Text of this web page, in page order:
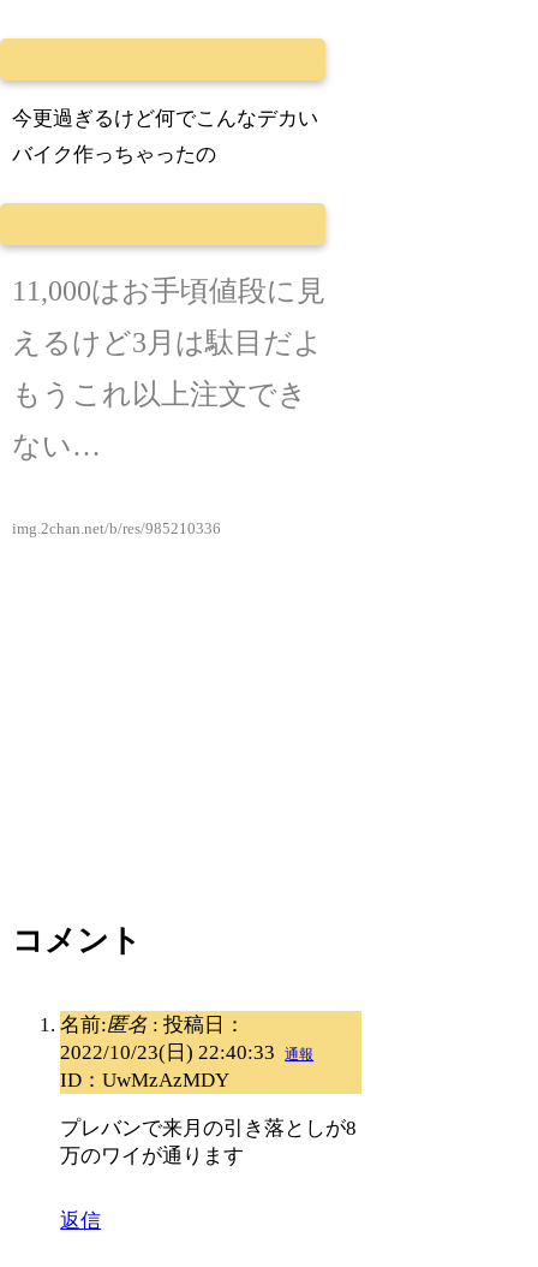
今更過ぎるけど何でこんなデカい
バイク作っちゃったの
11,000はお手頃値段に見
えるけど3月は駄目だよ
もうこれ以上注文でき
ない…
img.2chan.net/b/res/985210336
コメント
名前:匿名 : 投稿日：
2022/10/23(日) 22:40:33
通報
ID：UwMzAzMDY
プレバンで来月の引き落としが8
万のワイが通ります
返信